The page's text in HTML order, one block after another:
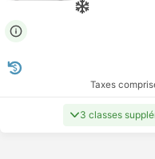
Taxes
3 classes